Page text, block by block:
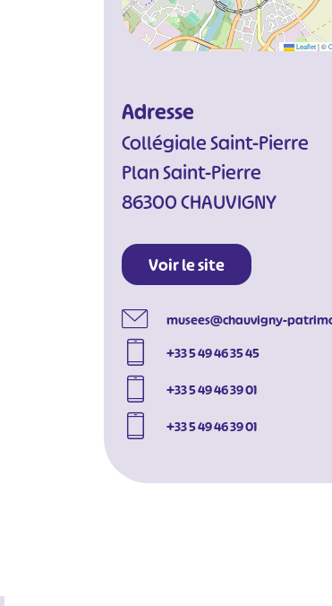
Leaflet|©
Adresse
Collégiale Saint-Pierre
Plan Saint-Pierre
86300 CHAUVIGNY
Voir le site
musees@chauvigny-
+33 5 49 46 35 45
+33 5 49 46 39 01
+33 5 49 46 39 01